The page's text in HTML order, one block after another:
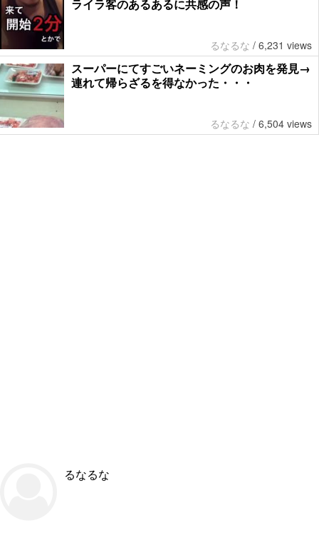
ライラ客のあるあるに共感の声！
るなるな / 6,231 views
スーパーにてすごいネーミングのお肉を発見→
連れて帰らざるを得なかった・・・
るなるな / 6,504 views
るなるな